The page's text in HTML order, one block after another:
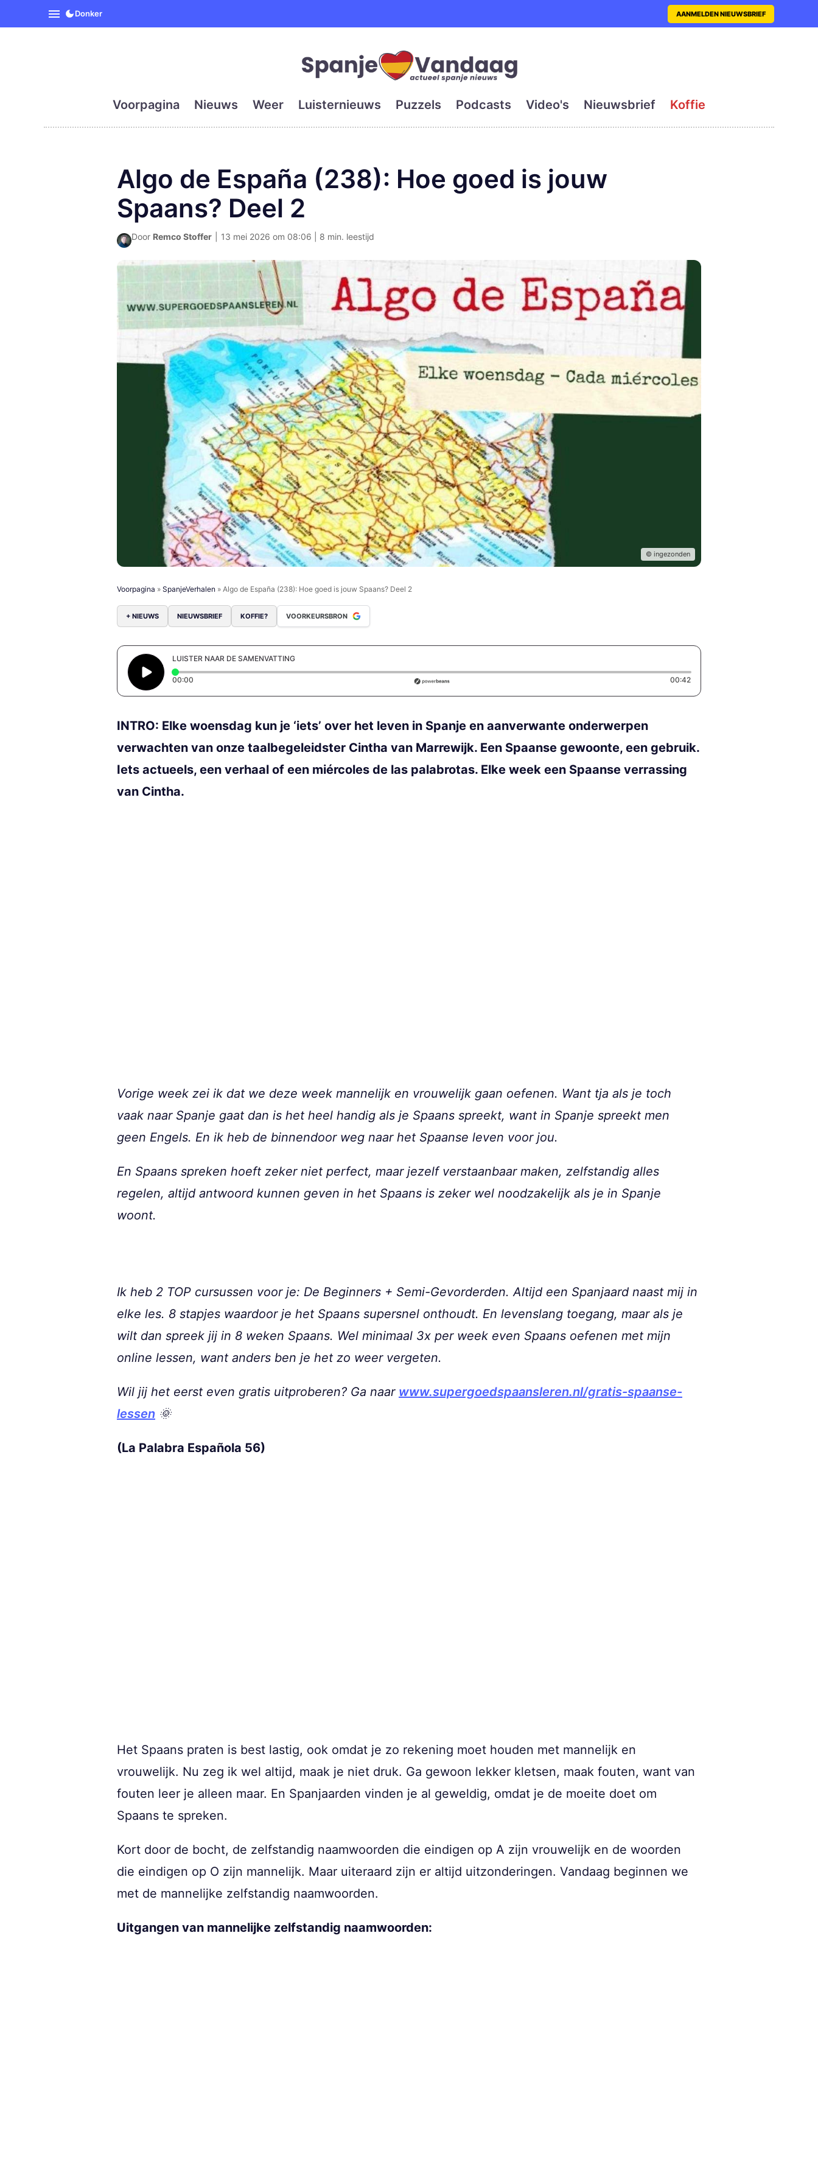
SpanjeVandaag is de eerste en grootste digitale krant met actueel en
Donker AANMELDEN NIEUWSBRIEF
Voorpagina Nieuws Weer Luisternieuws Puzzels Podcasts Video's Nieuwsbrief Koffie
Algo de España (238): Hoe goed is jouw
Spaans? Deel 2
Door Remco Stoffer 13 mei 2026 om 08:06 | 8 min. leestijd
© ingezonden
Voorpagina » SpanjeVerhalen » Algo de España (238): Hoe goed is jouw Spaans? Deel 2
+ NIEUWS NIEUWSBRIEF KOFFIE? VOORKEURSBRON
LUISTER NAAR DE SAMENVATTING
00:00 00:42Duration: 42 seconds
INTRO: Elke woensdag kun je ‘iets’ over het leven in Spanje en aanverwante onderwerpen
verwachten van onze taalbegeleidster Cintha van Marrewijk. Een Spaanse gewoonte, een gebruik.
Iets actueels, een verhaal of een miércoles de las palabrotas. Elke week een Spaanse verrassing
van Cintha.
Vorige week zei ik dat we deze week mannelijk en vrouwelijk gaan oefenen. Want tja als je toch
vaak naar Spanje gaat dan is het heel handig als je Spaans spreekt, want in Spanje spreekt men
geen Engels. En ik heb de binnendoor weg naar het Spaanse leven voor jou.
En Spaans spreken hoeft zeker niet perfect, maar jezelf verstaanbaar maken, zelfstandig alles
regelen, altijd antwoord kunnen geven in het Spaans is zeker wel noodzakelijk als je in Spanje
woont.
Ik heb 2 TOP cursussen voor je: De Beginners + Semi-Gevorderden. Altijd een Spanjaard naast mij in
elke les. 8 stapjes waardoor je het Spaans supersnel onthoudt. En levenslang toegang, maar als je
wilt dan spreek jij in 8 weken Spaans. Wel minimaal 3x per week even Spaans oefenen met mijn
online lessen, want anders ben je het zo weer vergeten.
Wil jij het eerst even gratis uitproberen? Ga naar www.supergoedspaansleren.nl/gratis-spaanse-
lessen 🌞
(La Palabra Española 56)
Het Spaans praten is best lastig, ook omdat je zo rekening moet houden met mannelijk en
vrouwelijk. Nu zeg ik wel altijd, maak je niet druk. Ga gewoon lekker kletsen, maak fouten, want van
fouten leer je alleen maar. En Spanjaarden vinden je al geweldig, omdat je de moeite doet om
Spaans te spreken.
Kort door de bocht, de zelfstandig naamwoorden die eindigen op A zijn vrouwelijk en de woorden
die eindigen op O zijn mannelijk. Maar uiteraard zijn er altijd uitzonderingen. Vandaag beginnen we
met de mannelijke zelfstandig naamwoorden.
Uitgangen van mannelijke zelfstandig naamwoorden: